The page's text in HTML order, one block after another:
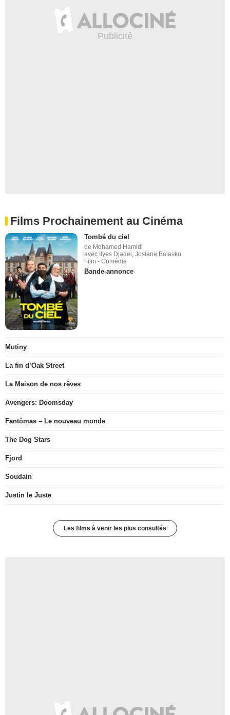
Films Prochainement au Cinéma
Tombé du ciel
de Mohamed Hamidi
avec Ilyes Djadel, Josiane Balasko
Film - Comédie
Bande-annonce
Mutiny
La fin d’Oak Street
La Maison de nos rêves
Avengers: Doomsday
Fantômas – Le nouveau monde
The Dog Stars
Fjord
Soudain
Justin le Juste
Les films à venir les plus consultés